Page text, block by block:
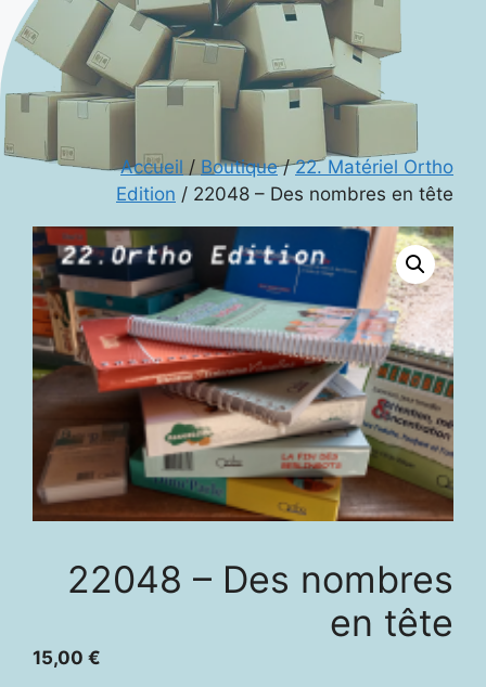
Accueil / Boutique/22. Matériel Ortho
Edition / 22048 – Des nombres en tête
22048 – Des nombres
en tête
15,00 €